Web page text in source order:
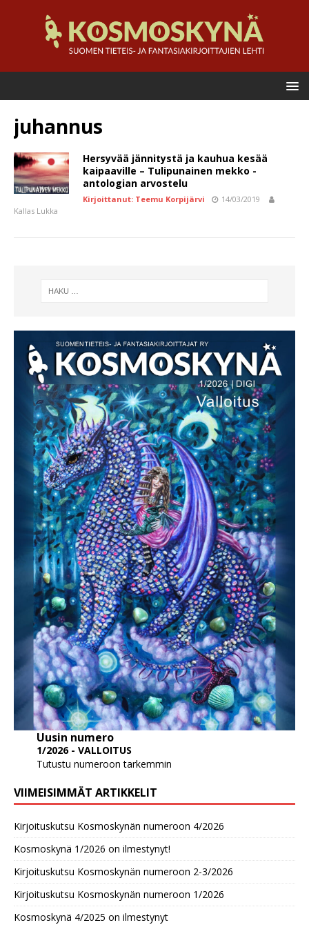
juhannus
Hersyvää jännitystä ja kauhua kesää
kaipaaville – Tulipunainen mekko -
antologian arvostelu
Kirjoittanut: Teemu Korpijärvi
14/03/2019
Kallas Lukka
Uusin numero
1/2026 - VALLOITUS
Tutustu numeroon tarkemmin
VIIMEISIMMÄT ARTIKKELIT
Kirjoituskutsu Kosmoskynän numeroon 4/2026
Kosmoskynä 1/2026 on ilmestynyt!
Kirjoituskutsu Kosmoskynän numeroon 2-3/2026
Kirjoituskutsu Kosmoskynän numeroon 1/2026
Kosmoskynä 4/2025 on ilmestynyt